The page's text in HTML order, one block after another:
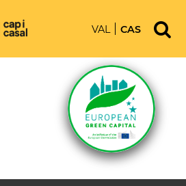
VAL CAS